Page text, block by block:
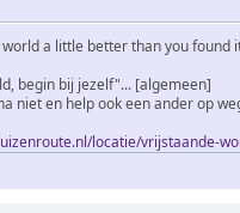
a little better than you found
begin bij jezelf"... [algemeen]
niet en help ook een ander op
locatie/vrijstaande-